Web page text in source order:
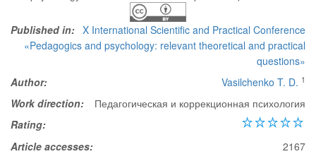
Published in: X International Scientific and Practical Conference
«Pedagogics and psychology: relevant theoretical and practical
questions»
Author:
Vasilchenko T. D. 1
Work direction:
Педагогическая и коррекционная психология
Rating:
Article accesses:
2167